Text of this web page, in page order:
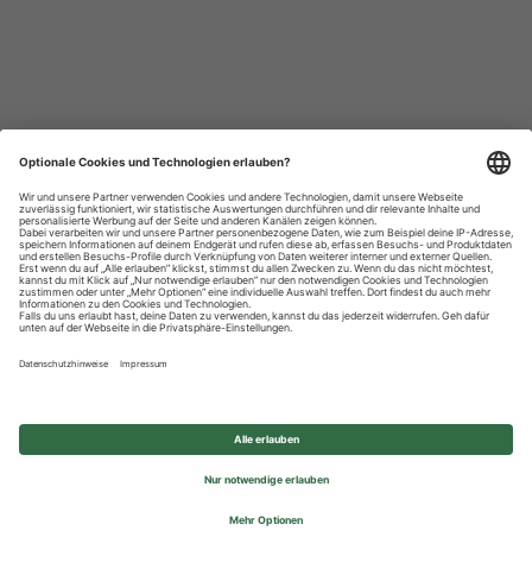
Datenschutzhinweise
Impressum
Privatsphäre-Einstellungen
© 2026 REWE Group - All rights reserved